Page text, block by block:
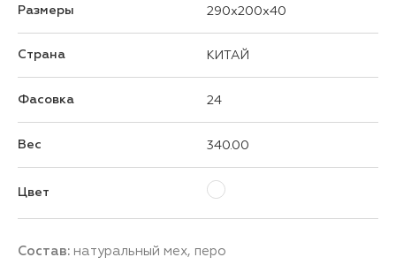
Размеры 290x200x40
Страна КИТАЙ
Фасовка 24
Вес 340.00
Цвет
Состав: натуральный мех, перо